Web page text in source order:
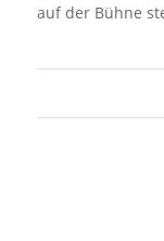
auf der Bühne